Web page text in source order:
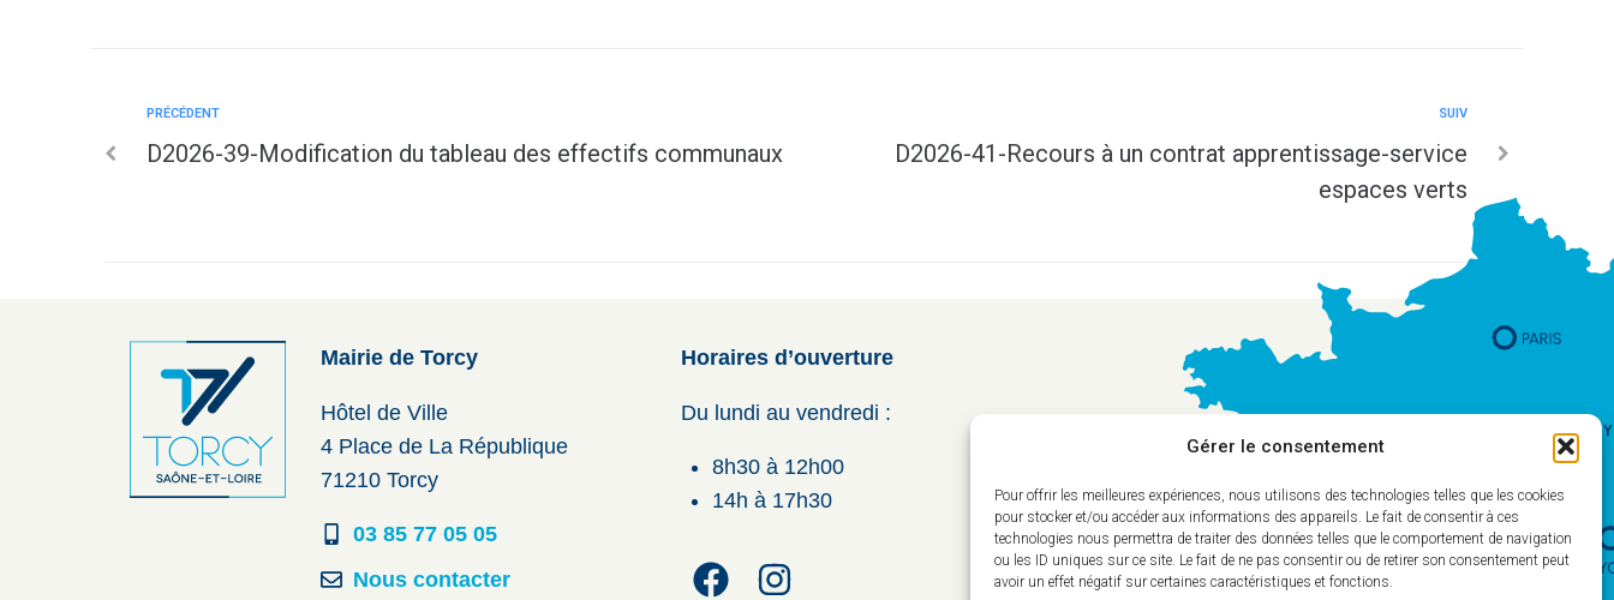
Gérer le consentement
Pour offrir les meilleures expériences, nous utilisons des technologies telles que les cookies
pour stocker et/ou accéder aux informations des appareils. Le fait de consentir à ces
technologies nous permettra de traiter des données telles que le comportement de navigation
ou les ID uniques sur ce site. Le fait de ne pas consentir ou de retirer son consentement peut
avoir un effet négatif sur certaines caractéristiques et fonctions.
PRÉCÉDENT
D2026-39-Modification du tableau des effectifs communaux
SUIV
D2026-41-Recours à un contrat apprentissage-service
espaces verts
Mairie de Torcy
Hôtel de Ville
4 Place de La République
71210 Torcy
03 85 77 05 05
Nous contacter
Horaires d’ouverture
Du lundi au vendredi :
8h30 à 12h00
14h à 17h30